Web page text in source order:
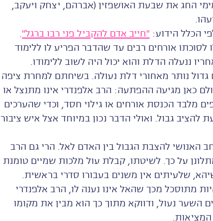
החג את שבעת האושפזין (אברהם, יצחק ויעקב,
הכלל הידוע: "חייב אדם להקביל פני רבו ברגל".
לסוכתו אורחים רבים עד שהדבר הפריע לו ללימוד
ננעלה הדלת והוא יכול היה לשוב ללימודו.
נותר מאחורי דלת נעולה. בשיחתם למחרת ציפה
כאן מגיעה ההפתעה: הרב אלפנדרי אינו מתנצל או
מלבד הכנסת אורחים או גילוי חסד, וכדי שהערכים
גבול. ואולי הדבר נכון במיוחד אצל איש ציבור
האנושי להצבת הגבול בין האדם לאל. הרי גם הרב
על כך. לשיטתו, קבלת עול מלכות שמיים טומנת
שלעיתים אין משנים בעבורו סדרי בראשית.
מתוסכל מכך שהאל אינו נענה לו, הרב אלפנדרי
נעול, ודווקא מתוך כך הוא מבין את מקומו
המציאות.